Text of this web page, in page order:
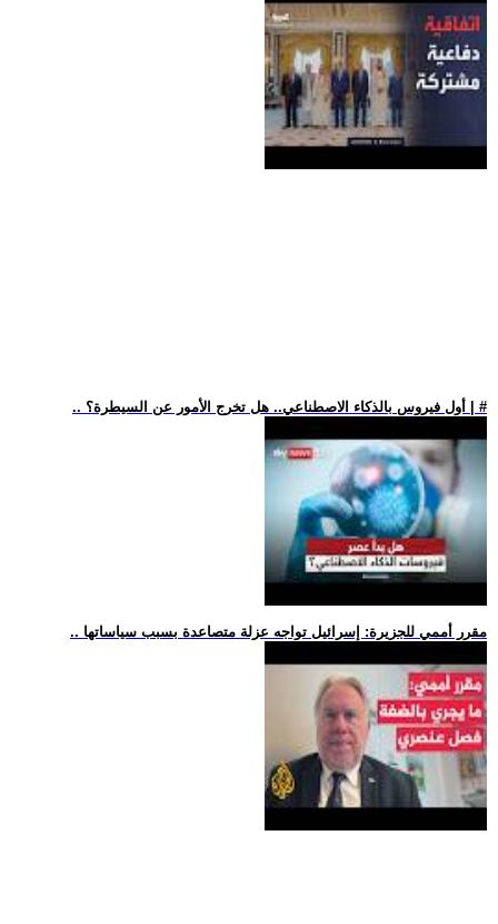
.. أول فيروس بالذكاء الاصطناعي.. هل تخرج الأمور عن السيطرة؟ | #
.. مقرر أممي للجزيرة: إسرائيل تواجه عزلة متصاعدة بسبب سياساتها